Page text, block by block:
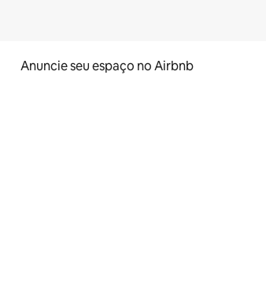
Anuncie seu espaço no Airbnb